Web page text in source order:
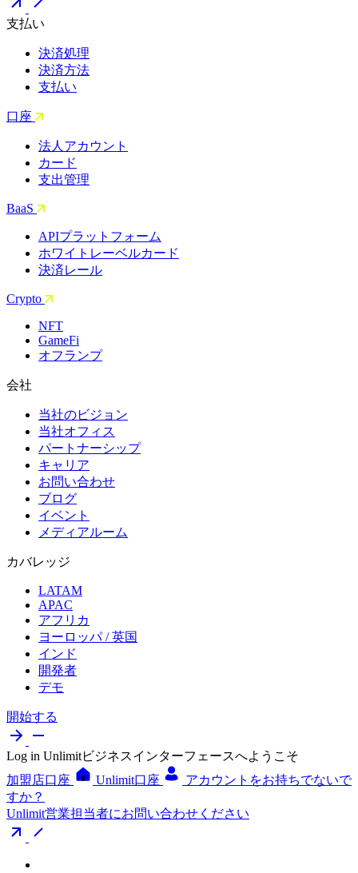
支払い
決済処理
決済方法
支払い
口座
法人アカウント
カード
支出管理
BaaS
APIプラットフォーム
ホワイトレーベルカード
決済レール
Crypto
NFT
GameFi
オフランプ
会社
当社のビジョン
当社オフィス
パートナーシップ
キャリア
お問い合わせ
ブログ
イベント
メディアルーム
カバレッジ
LATAM
APAC
アフリカ
ヨーロッパ / 英国
インド
開発者
デモ
開始する
Log in Unlimitビジネスインターフェースへようこそ
加盟店口座
Unlimit口座
アカウントをお持ちでないで
すか？
Unlimit営業担当者にお問い合わせください